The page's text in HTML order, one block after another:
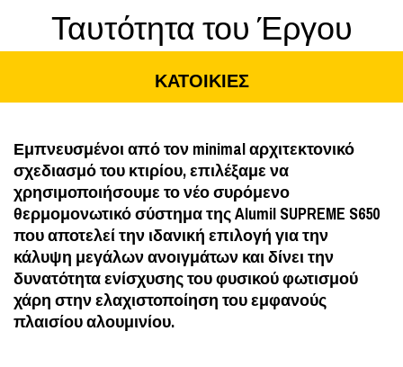
Ταυτότητα του Έργου
ΚΑΤΟΙΚΙΕΣ
Εμπνευσμένοι από τον minimal αρχιτεκτονικό
σχεδιασμό του κτιρίου, επιλέξαμε να
χρησιμοποιήσουμε το νέο συρόμενο
θερμομονωτικό σύστημα της Alumil SUPREME S650
που αποτελεί την ιδανική επιλογή για την
κάλυψη μεγάλων ανοιγμάτων και δίνει την
δυνατότητα ενίσχυσης του φυσικού φωτισμού
χάρη στην ελαχιστοποίηση του εμφανούς
πλαισίου αλουμινίου.